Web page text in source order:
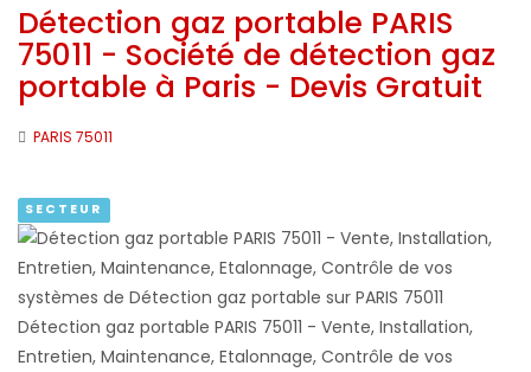
Détection gaz portable PARIS
75011 - Société de détection gaz
portable à Paris - Devis Gratuit
PARIS 75011
SECTEUR
Détection gaz portable PARIS 75011 - Vente, Installation,
Entretien, Maintenance, Etalonnage, Contrôle de vos